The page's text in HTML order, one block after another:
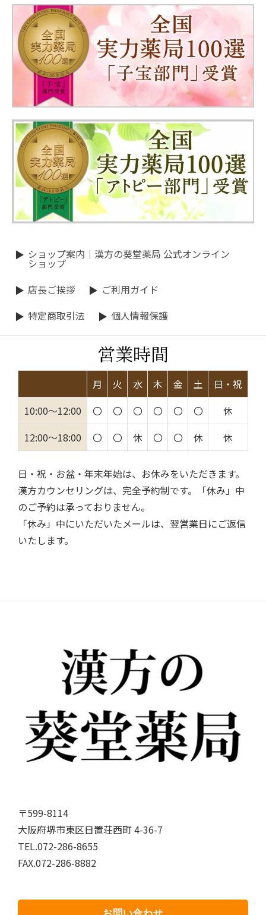
ショップ案内｜漢方の葵堂薬局 公式オンライン
ショップ
店長ご挨拶
ご利用ガイド
特定商取引法
個人情報保護
営業時間
月 火 水 木 金 土
日・祝
10:00～12:00
〇 〇 〇 〇 〇 〇
休
12:00～18:00
〇 〇 休 〇 〇 休 休
日・祝・お盆・年末年始は、お休みをいただきます。
漢方カウンセリングは、完全予約制です。「休み」中
のご予約は承っておりません。
「休み」中にいただいたメールは、翌営業日にご返信
いたします。
〒599-8114
大阪府堺市東区日置荘西町 4-36-7
TEL.072-286-8655
FAX.072-286-8882